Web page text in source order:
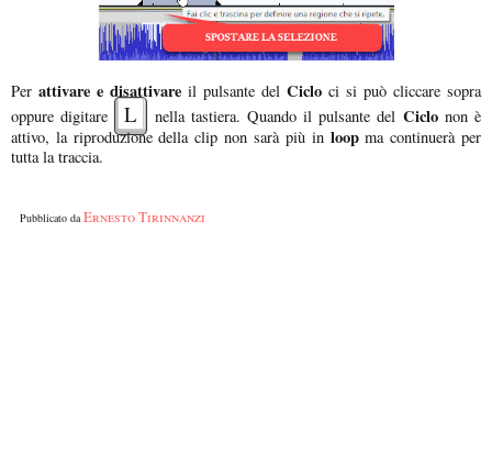
Per attivare e disattivare il pulsante del Ciclo ci si può cliccare sopra
oppure digitare
L nella tastiera. Quando il pulsante del Ciclonon è
attivo, la riproduzione della clip non sarà più inloopma continuerà per
tutta la traccia.
Pubblicato daErnesto Tirinnanzi